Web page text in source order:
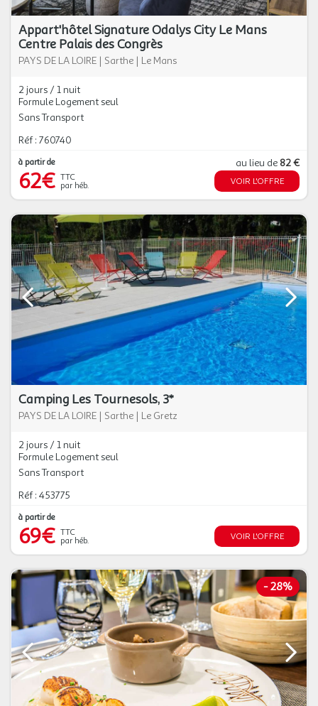
Appart'hôtel Signature Odalys City Le Mans
Centre Palais des Congrès
PAYS DE LA LOIRE | Sarthe | Le Mans
2 jours / 1 nuit
Formule Logement seul
Sans Transport
Réf : 760740
à partir de
62€ TTC
par héb.
au lieu de 82 €
VOIR L'OFFRE
Camping Les Tournesols, 3*
PAYS DE LA LOIRE | Sarthe | Le Gretz
2 jours / 1 nuit
Formule Logement seul
Sans Transport
Réf : 453775
à partir de
69€ TTC
par héb.
VOIR L'OFFRE
- 28%